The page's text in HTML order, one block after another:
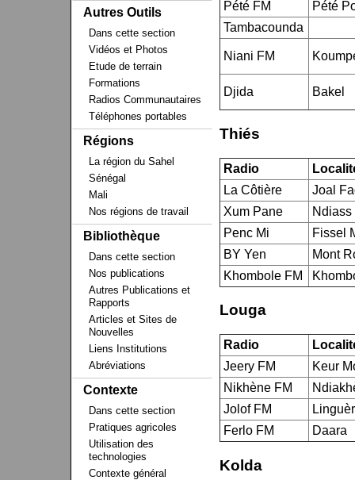
Autres Outils
Dans cette section
Vidéos et Photos
Etude de terrain
Formations
Radios Communautaires
Téléphones portables
Régions
La région du Sahel
Sénégal
Mali
Nos régions de travail
Bibliothèque
Dans cette section
Nos publications
Autres Publications et
Rapports
Articles et Sites de
Nouvelles
Liens Institutions
Abréviations
Contexte
Dans cette section
Pratiques agricoles
Utilisation des
technologies
Contexte général
Pété FM
Pété
Tambacounda
Niani FM
Djida Bakel
Thiés
Radio
La Côtière
Joal
Xum Pane
Ndiass
Penc Mi
Fissel
BY Yen
Mont
Khombole FM
Louga
Radio
Jeery FM
Keur
Nikhène FM
Jolof FM
Ferlo FM
Daara
Kolda